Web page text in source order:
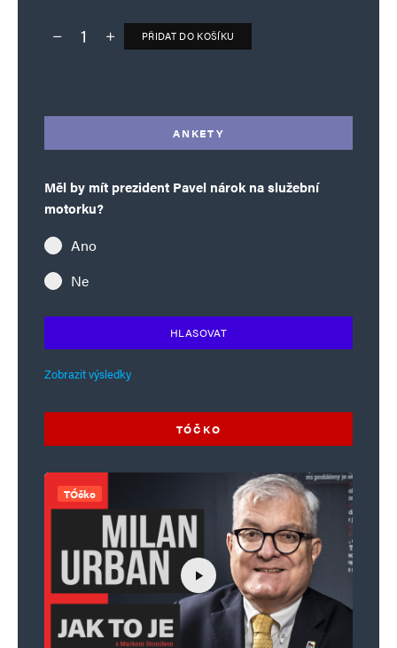
Deník TO – verze bez reklam množství
PŘIDAT DO KOŠÍKU
ANKETY
Měl by mít prezident Pavel nárok na služební
motorku?
Ano
Ne
HLASOVAT
Zobrazit výsledky
TÓČKO
TÓčko